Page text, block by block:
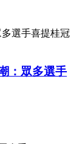
：眾多選手